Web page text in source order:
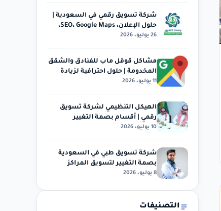
شركة تسويق رقمي في السعودية |
حلول الإعلان، SEO، Google Maps،
الحملات…
26 يوليو، 2026
مشاكل قوقل ماب للفنادق والشقق
المخدومة | حلول احترافية لزيادة
الظهور والحجوزات
11 يوليو، 2026
الهيكل التنظيمي لشركة تسويق
رقمي | أقسام بصمة التغيير
وخدمات التسويق الإلكتروني…
10 يوليو، 2026
شركة تسويق طبي في السعودية
بصمة التغيير لتسويق المراكز
الطبية وعيادات الأسنان…
8 يوليو، 2026
التصنيفات